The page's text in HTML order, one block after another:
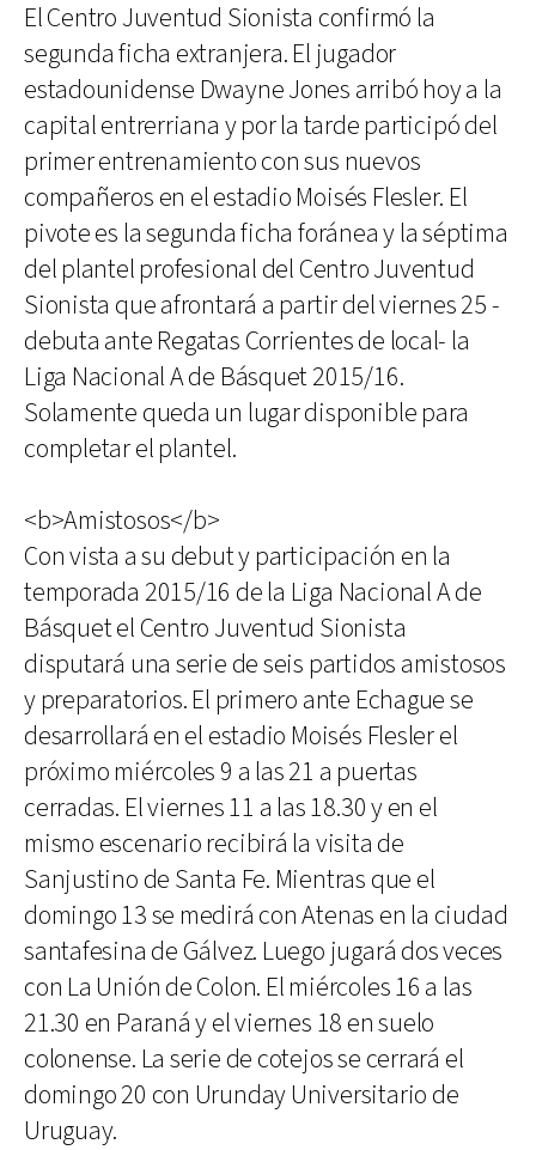
El Centro Juventud Sionista confirmó la
segunda ficha extranjera. El jugador
estadounidense Dwayne Jones arribó hoy a la
capital entrerriana y por la tarde participó del
primer entrenamiento con sus nuevos
compañeros en el estadio Moisés Flesler. El
pivote es la segunda ficha foránea y la séptima
del plantel profesional del Centro Juventud
Sionista que afrontará a partir del viernes 25 -
debuta ante Regatas Corrientes de local- la
Liga Nacional A de Básquet 2015/16.
Solamente queda un lugar disponible para
completar el plantel.
<b>Amistosos</b>
Con vista a su debut y participación en la
temporada 2015/16 de la Liga Nacional A de
Básquet el Centro Juventud Sionista
disputará una serie de seis partidos amistosos
y preparatorios. El primero ante Echague se
desarrollará en el estadio Moisés Flesler el
próximo miércoles 9 a las 21 a puertas
cerradas. El viernes 11 a las 18.30 y en el
mismo escenario recibirá la visita de
Sanjustino de Santa Fe. Mientras que el
domingo 13 se medirá con Atenas en la ciudad
santafesina de Gálvez. Luego jugará dos veces
con La Unión de Colon. El miércoles 16 a las
21.30 en Paraná y el viernes 18 en suelo
colonense. La serie de cotejos se cerrará el
domingo 20 con Urunday Universitario de
Uruguay.